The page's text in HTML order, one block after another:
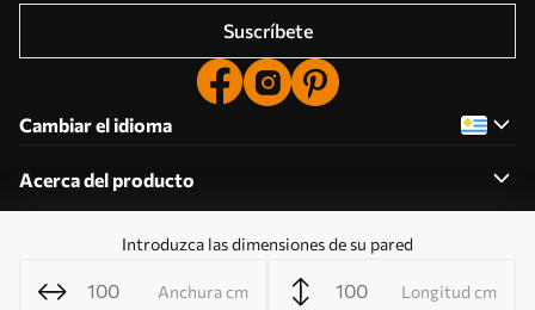
Introduzca las dimensiones de su pared
Anchura cm Longitud cm
Suscríbete
Cambiar el idioma
Acerca del producto
Acerca de la empresa